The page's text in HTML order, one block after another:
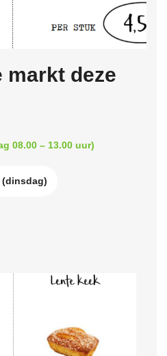
markt deze
08.00 – 13.00 uur)
(dinsdag)